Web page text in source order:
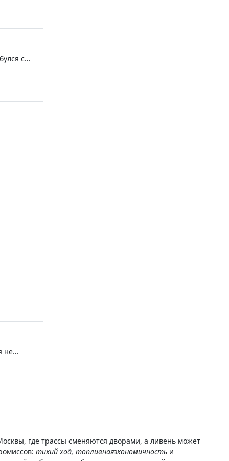
с
не
где трассы сменяются дворами, а ливень может
тихий ход, топливнаяэкономичность и